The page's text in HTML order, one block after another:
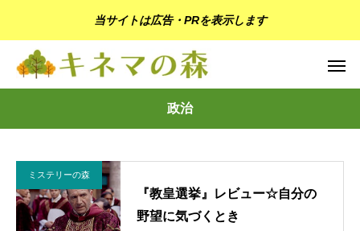
当サイトは広告・PRを表示します
政治
ミステリーの森
『教皇選挙』レビュー☆自分の
野望に気づくとき